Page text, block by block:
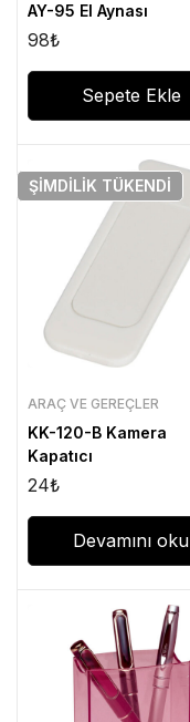
AY-95 El Aynası
98₺
Sepete Ekle
ŞIMDILIK TÜKENDI
ARAÇ VE GEREÇLER
KK-120-B Kamera
Kapatıcı
24₺
Devamını oku